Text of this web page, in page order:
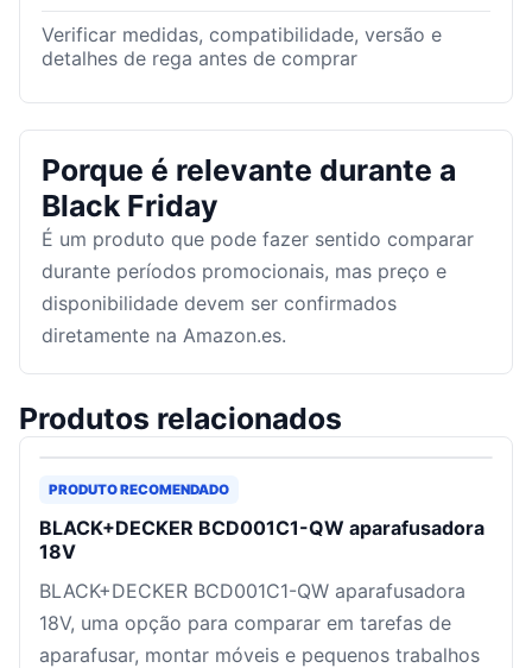
Verificar medidas, compatibilidade, versão e
detalhes de rega antes de comprar
Porque é relevante durante a
Black Friday
É um produto que pode fazer sentido comparar
durante períodos promocionais, mas preço e
disponibilidade devem ser confirmados
diretamente na Amazon.es.
Produtos relacionados
PRODUTO RECOMENDADO
BLACK+DECKER BCD001C1-QW aparafusadora
18V
BLACK+DECKER BCD001C1-QW aparafusadora
18V, uma opção para comparar em tarefas de
aparafusar, montar móveis e pequenos trabalhos